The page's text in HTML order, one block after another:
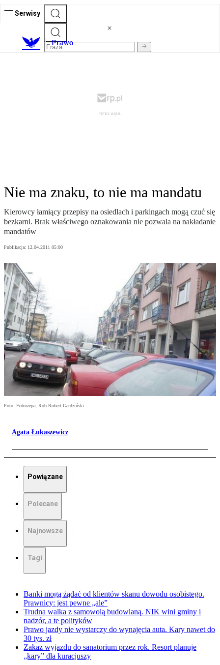
Serwisy
Prawo
Nie ma znaku, to nie ma mandatu
Kierowcy łamiący przepisy na osiedlach i parkingach mogą czuć się
bezkarni. Brak właściwego oznakowania nie pozwala na nakładanie
mandatów
Publikacja: 12.04.2011 05:00
Foto: Fotorzepa, Rob Robert Gardziński
Agata Łukaszewicz
Powiązane
Polecane
Najnowsze
Tagi
Banki mogą żądać od klientów skanu dowodu osobistego.
Prawnicy: jest pewne „ale”
Trudna walka z samowolą budowlaną. NIK wini gminy i
nadzór, a te polityków
Prawo jazdy nie wystarczy do wynajęcia auta. Kary nawet do
30 tys. zł
Zakaz wyjazdu do sanatorium przez rok. Resort planuje
„kary” dla kuracjuszy